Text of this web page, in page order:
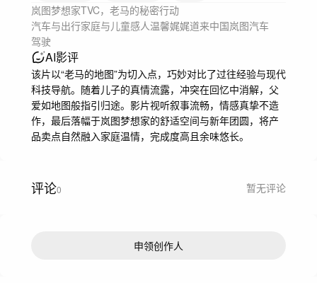
岚图梦想家TVC，老马的秘密行动
汽车与出行家庭与儿童感人温馨娓娓道来中国岚图汽车
驾驶
AI影评
该片以“老马的地图”为切入点，巧妙对比了过往经验与现代
科技导航。随着儿子的真情流露，冲突在回忆中消解，父
爱如地图般指引归途。影片视听叙事流畅，情感真挚不造
作，最后落幅于岚图梦想家的舒适空间与新年团圆，将产
品卖点自然融入家庭温情，完成度高且余味悠长。
评论0 暂无评论
申领创作人